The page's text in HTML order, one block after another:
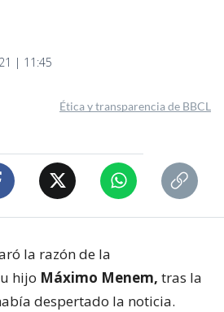
| 11:45
Ética y transparencia de BBCL
la razón de la
hijo Máximo Menem, tras la
despertado la noticia.